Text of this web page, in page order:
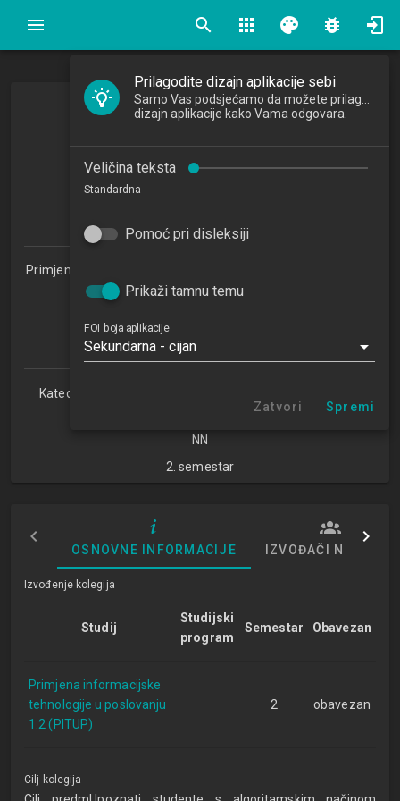
search apps palette bug_report
Programiranje
Programming
2019/2020
Primjena informacijske tehnologije u poslovanju 1.2 (PITUP)
Studijski centar Sisak (PITUP 1.2)
Studijski centar Križevci
Studijski centar Zabok
Katedra za teorijske i primijenjene osnove informacijskih
NN
2. semestar
OSNOVNE INFORMACIJE IZVOĐAČI NASTAVE
Izvođenje kolegija
Studij
Studijski
program
Semestar Obavezan
Primjena informacijske
tehnologije u poslovanju
1.2 (PITUP)
2 obavezan
Cilj kolegija
Prilagodite dizajn aplikacije sebi
dizajn aplikacije kako Vama odgovara.
Veličina teksta
Standardna
Pomoć pri disleksiji
Prikaži tamnu temu
FOI boja aplikacije
Sekundarna - cijan
Zatvori Spremi